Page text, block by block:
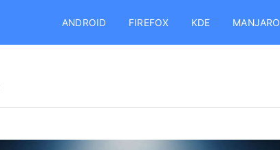
ANDROID FIREFOX KDE MANJARO